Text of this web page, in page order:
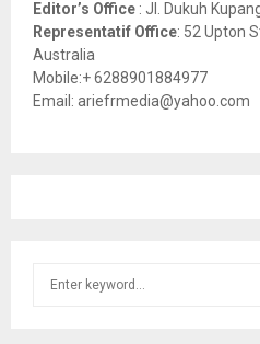
Editor’s Office : Jl. Dukuh
Representatif Office: 52 Upton
Australia
Mobile:+ 6288901884977
Email: ariefrmedia@yahoo.com